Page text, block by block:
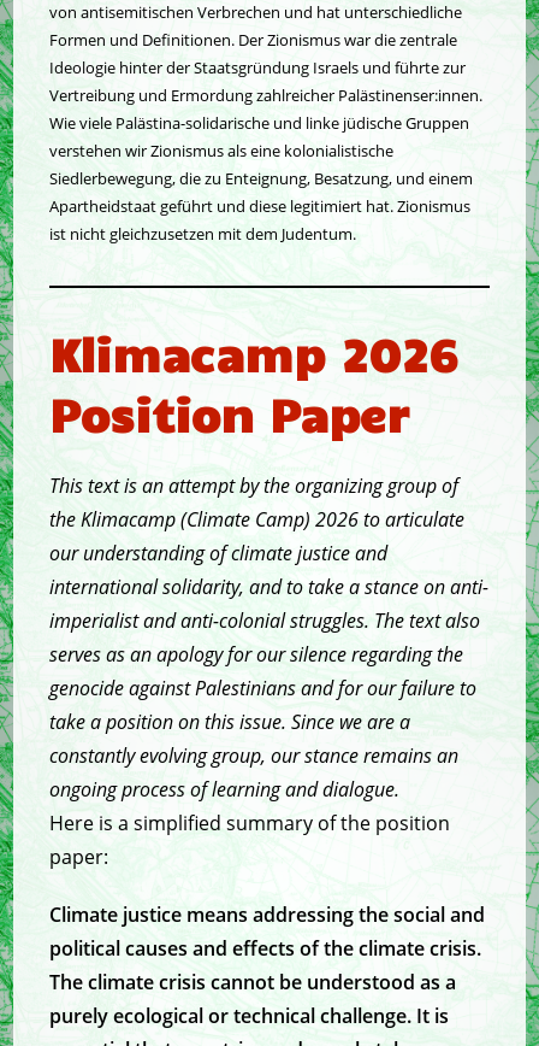
von antisemitischen Verbrechen und hat unterschiedliche
Formen und Definitionen. Der Zionismus war die zentrale
Ideologie hinter der Staatsgründung Israels und führte zur
Vertreibung und Ermordung zahlreicher Palästinenser:innen.
Wie viele Palästina-solidarische und linke jüdische Gruppen
verstehen wir Zionismus als eine kolonialistische
Siedlerbewegung, die zu Enteignung, Besatzung, und einem
Apartheidstaat geführt und diese legitimiert hat. Zionismus
ist nicht gleichzusetzen mit dem Judentum.
Klimacamp 2026
Position Paper
This text is an attempt by the organizing group of
the Klimacamp (Climate Camp) 2026 to articulate
our understanding of climate justice and
international solidarity, and to take a stance on anti-
imperialist and anti-colonial struggles. The text also
serves as an apology for our silence regarding the
genocide against Palestinians and for our failure to
take a position on this issue. Since we are a
constantly evolving group, our stance remains an
ongoing process of learning and dialogue.
Here is a simplified summary of the position
paper:
Climate justice means addressing the social and
political causes and effects of the climate crisis.
The climate crisis cannot be understood as a
purely ecological or technical challenge. It is